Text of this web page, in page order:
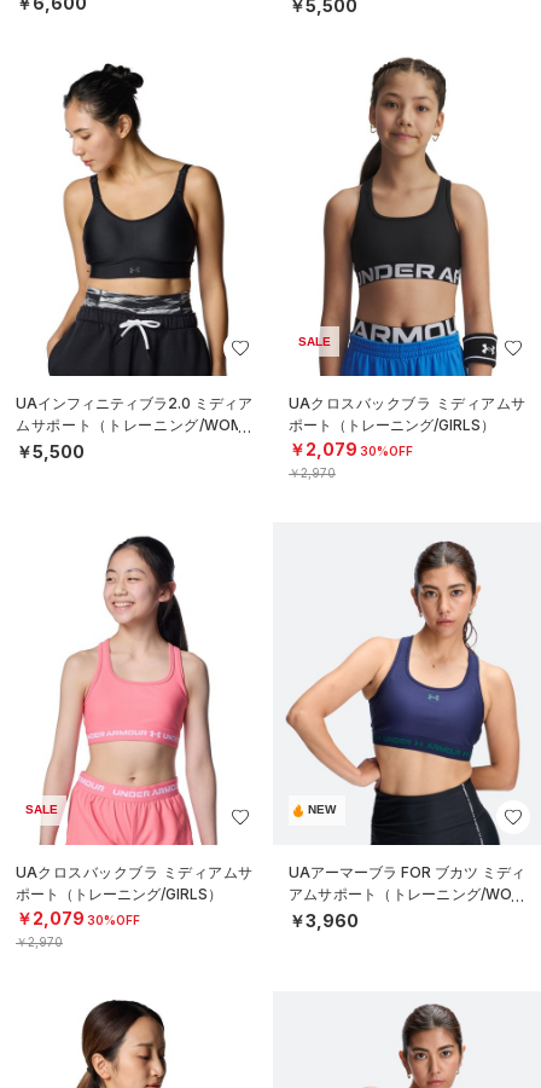
￥5,500
UAインフィニティブラ2.0 ミディア
ムサポート（トレーニング/WOME
N）
￥5,500
SALE
UAクロスバックブラ ミディアムサ
ポート（トレーニング/GIRLS）
￥2,079 30%OFF
￥2,970
SALE
UAクロスバックブラ ミディアムサ
ポート（トレーニング/GIRLS）
￥2,079 30%OFF
￥2,970
NEW
UAアーマーブラ FOR ブカツ ミディ
アムサポート（トレーニング/WOM
EN）
￥3,960